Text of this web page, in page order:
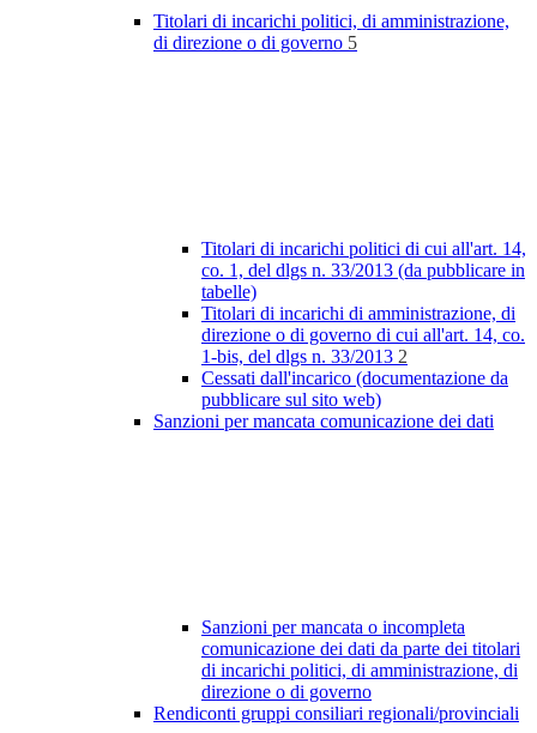
Titolari di incarichi politici, di amministrazione,
di direzione o di governo 5
Titolari di incarichi politici di cui all'art. 14,
co. 1, del dlgs n. 33/2013 (da pubblicare in
tabelle)
Titolari di incarichi di amministrazione, di
direzione o di governo di cui all'art. 14, co.
1-bis, del dlgs n. 33/2013 2
Cessati dall'incarico (documentazione da
pubblicare sul sito web)
Sanzioni per mancata comunicazione dei dati
Sanzioni per mancata o incompleta
comunicazione dei dati da parte dei titolari
di incarichi politici, di amministrazione, di
direzione o di governo
Rendiconti gruppi consiliari regionali/provinciali